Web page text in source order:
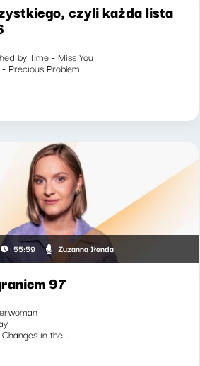
czyli każda lista
by Time - Miss You
Precious Problem
55:59 Zuzanna Iłenda
97
in the...